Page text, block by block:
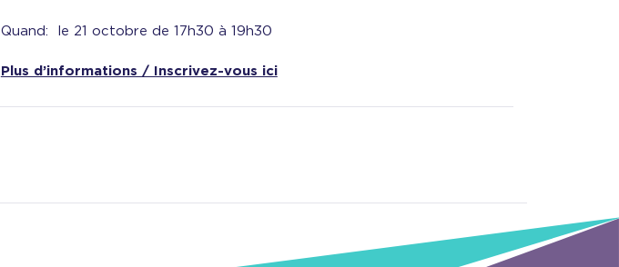
Quand: le 21 octobre de 17h30 à 19h30
Plus d’informations / Inscrivez-vous ici